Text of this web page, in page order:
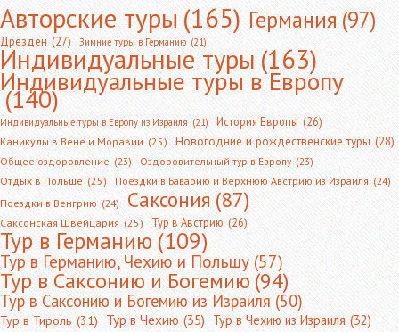
Авторские туры(165) Германия(97)
Дрезден (27) Зимние туры в Германию (21)
Индивидуальные туры(163)
Индивидуальные туры в Европу
(140)
Индивидуальные туры в Европу из Израиля (21) История Европы (26)
Каникулы в Вене и Моравии (25) Новогодние и рождественские туры (28)
Общее оздоровление (23) Оздоровительный тур в Европу (23)
Отдых в Польше (25) Поездки в Баварию и Верхнюю Австрию из Израиля (24)
Поездки в Венгрию (24) Саксония(87)
Саксонская Швейцария (25) Тур в Австрию (26)
Тур в Германию(109)
Тур в Германию, Чехию и Польшу (57)
Тур в Саксонию и Богемию(94)
Тур в Саксонию и Богемию из Израиля (50)
Тур в Тироль (31) Тур в Чехию (35) Тур в Чехию из Израиля (32)